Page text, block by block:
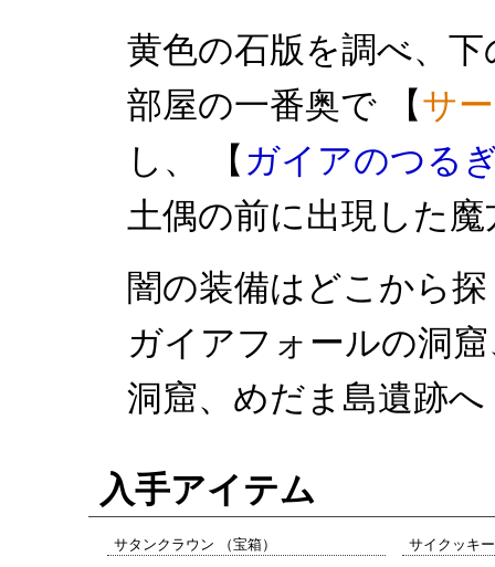
黄色の石版を調べ、
部屋の一番奥で 【サ
し、 【 ガイアのつる
土偶の前に出現した
闇の装備はどこから
ガイアフォールの洞
洞窟、めだま島遺跡へ
入手アイテム
サタンクラウン （宝箱） サイクッキ